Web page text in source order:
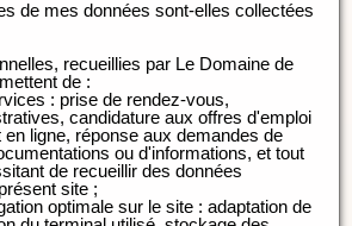
de mes données sont-elles collectées
recueillies par Le Domaine de
de :
de rendez-vous,
candidature aux offres d'emploi
des données
site ;
le site : adaptation de